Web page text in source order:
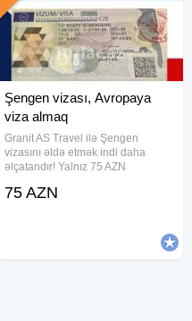
Şengen vizası, Avropaya
viza almaq
Granit AS Travel ilə Şengen
vizasını əldə etmək indi daha
əlçatandır! Yalnız 75 AZN
mütəxəssislərimizin köməyi ilə
75 AZN